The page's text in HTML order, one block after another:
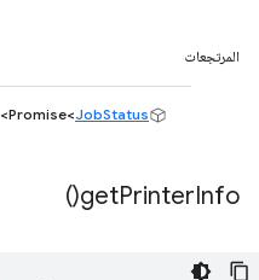
المرتجعات
Promise<JobStatus
>
getPrinterInfo(
)